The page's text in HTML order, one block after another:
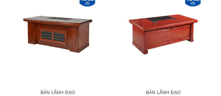
BÀN LÃNH ĐẠO BÀN LÃNH ĐẠO